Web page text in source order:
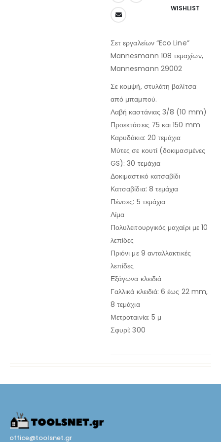
WISHLIST
Σετ εργαλείων “Eco Line”
Mannesmann 108 τεμαχίων,
Mannesmann 29002
Σε κομψή, στυλάτη βαλίτσα
από μπαμπού.
Λαβή καστάνιας 3/8 (10 mm)
Προεκτάσεις 75 και 150 mm
Καρυδάκια: 20 τεμάχια
Μύτες σε κουτί (δοκιμασμένες
GS): 30 τεμάχια
Δοκιμαστικό κατσαβίδι
Κατσαβίδια: 8 τεμάχια
Πένσες: 5 τεμάχια
Λίμα
Πολυλειτουργικός μαχαίρι με 10
λεπίδες
Πριόνι με 9 ανταλλακτικές
λεπίδες
Εξάγωνα κλειδιά
Γαλλικά κλειδιά: 6 έως 22 mm,
8 τεμάχια
Μετροταινία: 5 μ
Σφυρί: 300
office@toolsnet.gr